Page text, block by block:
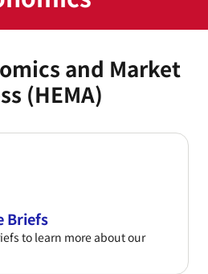
and Market
(HEMA)
Briefs
to learn more about our